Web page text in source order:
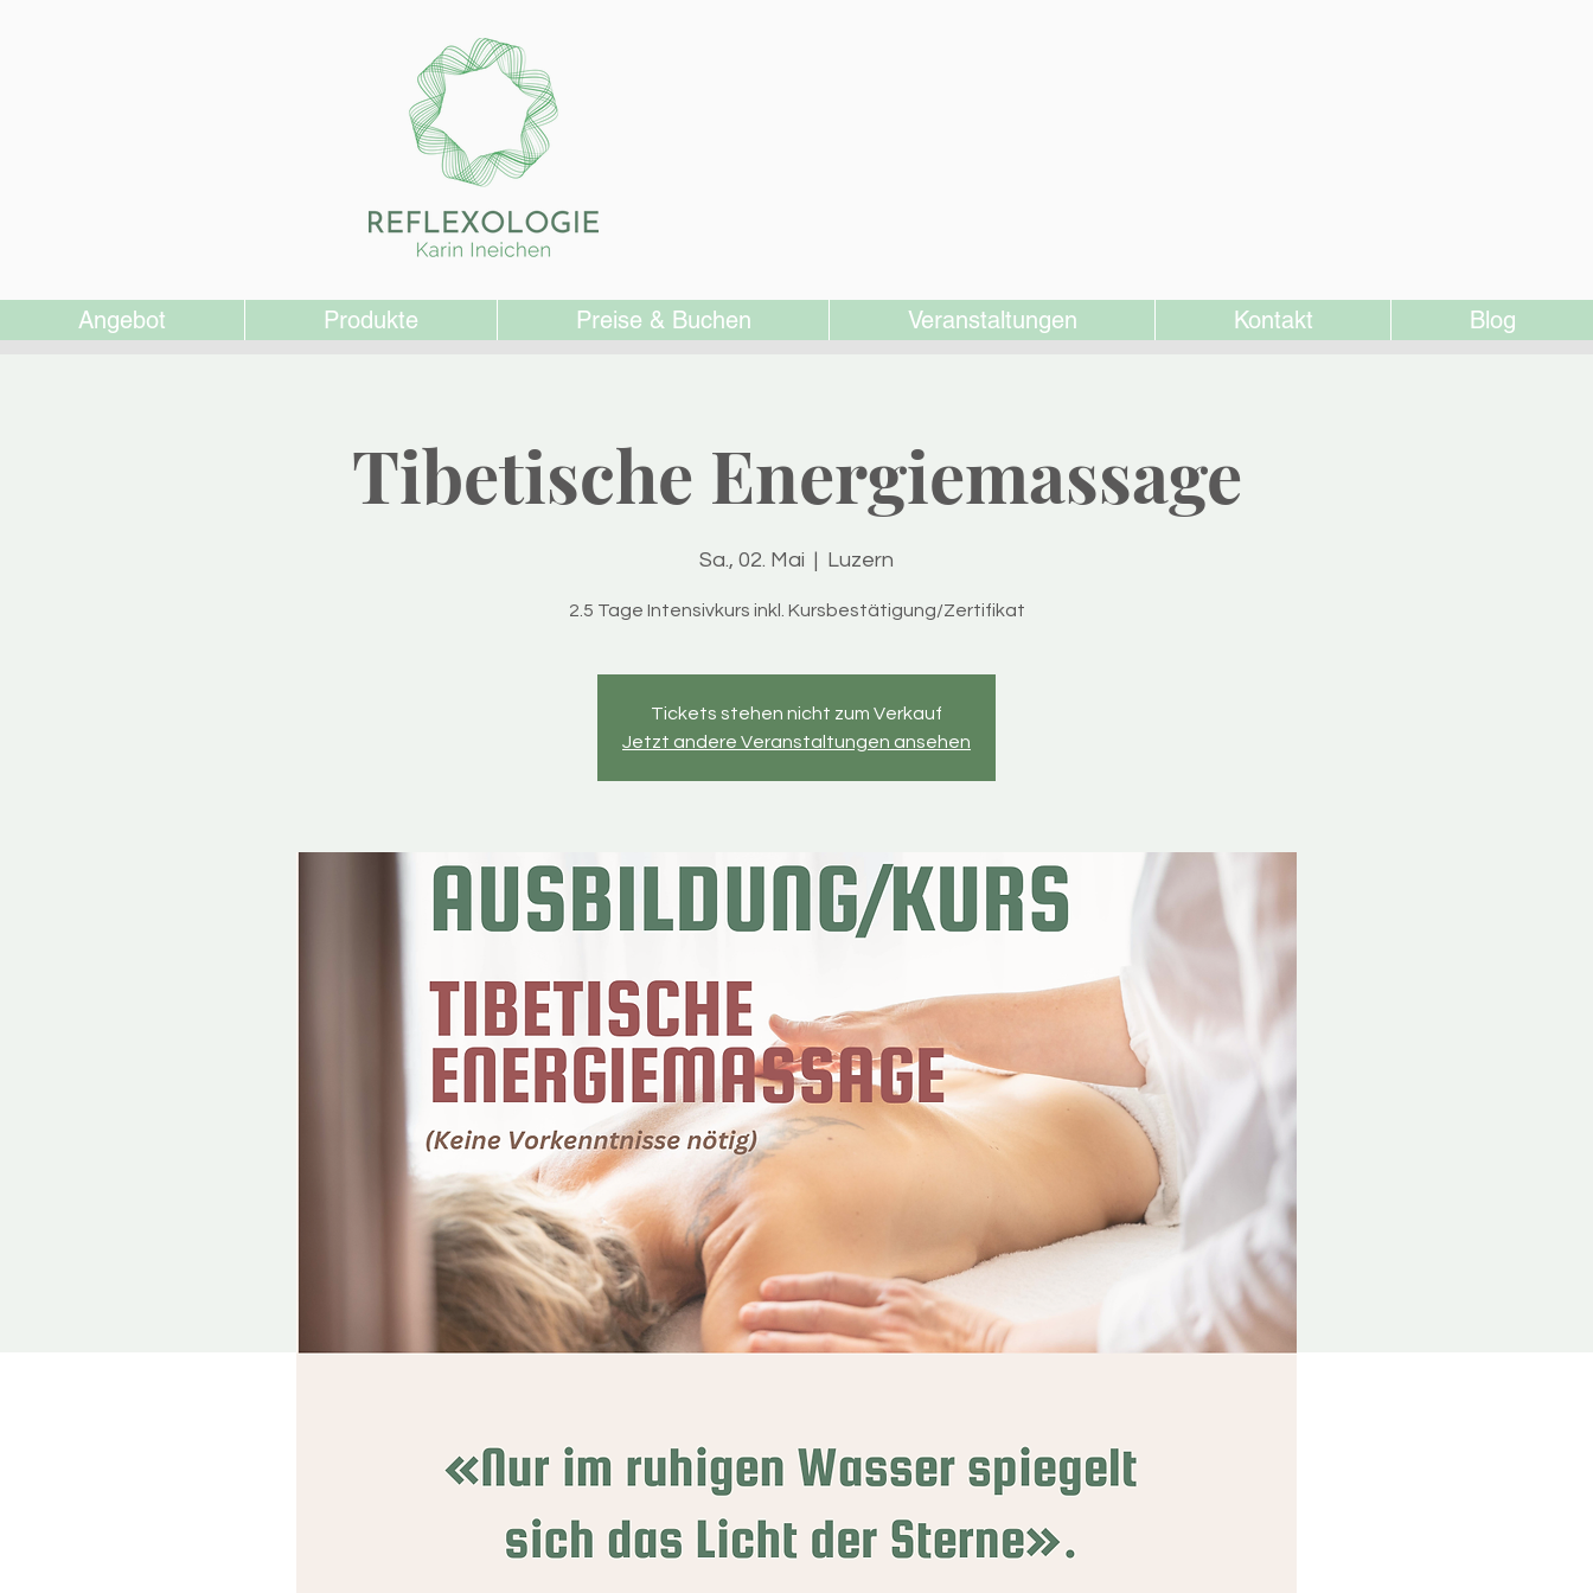
Angebot Produkte Preise & Buchen Veranstaltungen Kontakt Blog
Tibetische Energiemassage
Sa., 02. Mai
  |
Luzern
2.5 Tage Intensivkurs inkl. Kursbestätigung/Zertifikat
Tickets stehen nicht zum Verkauf
Jetzt andere Veranstaltungen ansehen